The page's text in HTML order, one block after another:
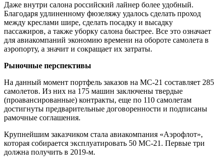
Даже внутри салона российский лайнер более удобный.
Благодаря удлиненному фюзеляжу удалось сделать проход
между креслами шире, сделать посадку и высадку
пассажиров, а также уборку салона быстрее. Все это означает
для авиакомпаний экономию времени на обороте самолета в
аэропорту, а значит и сокращает их затраты.
Рыночные перспективы
На данный момент портфель заказов на МС-21 составляет 285
самолетов. Из них на 175 машин заключены твердые
(проавансированные) контракты, еще по 110 самолетам
достигнуты предварительные договоренности и подписаны
рамочные соглашения.
Крупнейшим заказчиком стала авиакомпания «Аэрофлот»,
которая собирается эксплуатировать 50 МС-21. Первые три
должна получить в 2019-м.